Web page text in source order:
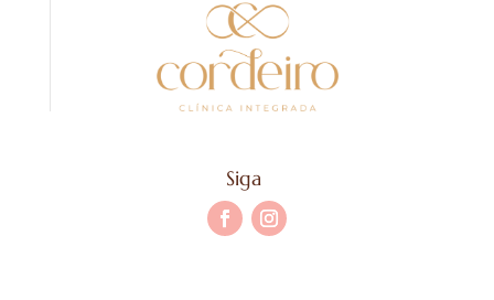
Siga